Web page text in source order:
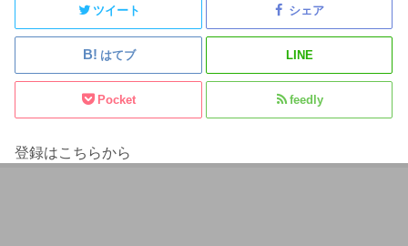
ツイート シェア
はてブ LINE
Pocket feedly
登録はこちらから